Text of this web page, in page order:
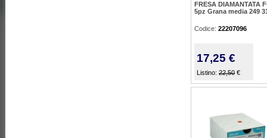
FRESA DIAMANTATA
5pz Grana media 249
Codice: 22207096
17,25 €
Listino: 22,50 €